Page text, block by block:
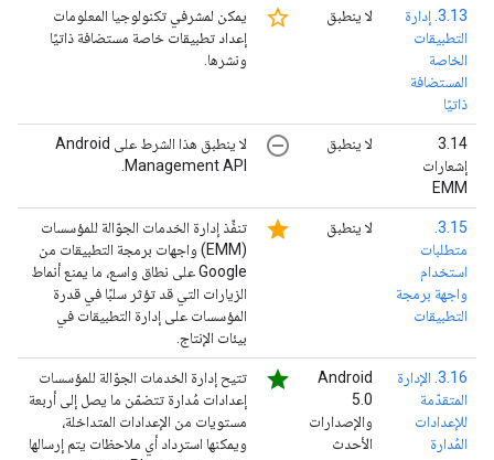
3.13. إدارة
التطبيقات
الخاصة
المستضافة
ذاتيًا
لا ينطبق star_border
يمكن لمشرفي تكنولوجيا المعلومات
إعداد تطبيقات خاصة مستضافة ذاتيًا
ونشرها.
‫3.14
إشعارات
EMM
لا ينطبق remove_circle_outline
لا ينطبق هذا الشرط على Android
Management API.
متطلبات
استخدام
واجهة برمجة
التطبيقات
لا ينطبق star
تنفِّذ إدارة الخدمات الجوّالة للمؤسسات
(EMM) واجهات برمجة التطبيقات من
Google على نطاق واسع، ما يمنع أنماط
الزيارات التي قد تؤثر سلبًا في قدرة
المؤسسات على إدارة التطبيقات في
بيئات الإنتاج.
3.16. الإدارة
المتقدّمة
للإعدادات
المُدارة
‫Android
5.0
والإصدارات
الأحدث
star
تتيح إدارة الخدمات الجوّالة للمؤسسات
إعدادات مُدارة تتضمّن ما يصل إلى أربعة
مستويات من الإعدادات المتداخلة،
ويمكنها استرداد أي ملاحظات يتم إرسالها